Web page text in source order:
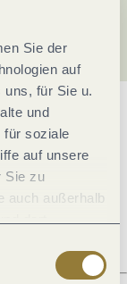
Sie der
auf
uns, für Sie u.
und
für soziale
auf unsere
Sie zu
auch außerhalb
"Alle